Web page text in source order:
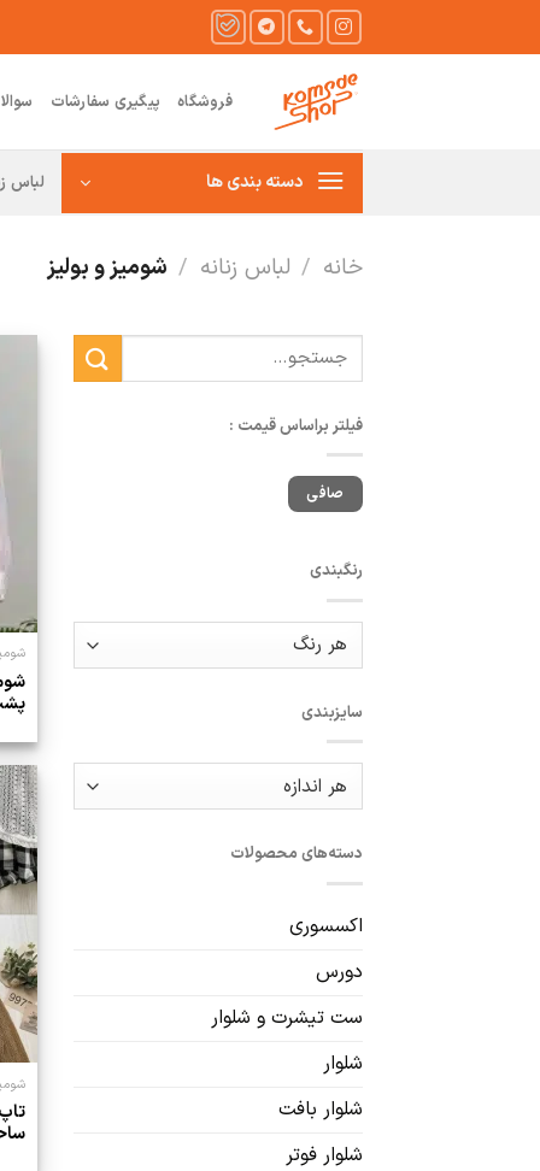
فروشگاه پیگیری سفارشات
دسته بندی ها لباس
خانه / لباس زنانه / شومیز و بولیز
جستجو
برای:
فیلتر براساس قیمت :
حداقل
قیمت
حداكثر
قيمت
صافی
رنگبندی
سایزبندی
دسته‌های محصولات
اکسسوری
دورس
ست تیشرت و شلوار
شلوار
شلوار بافت
شلوار فوتر